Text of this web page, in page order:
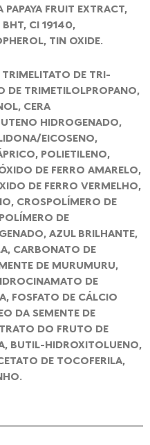
FRUIT EXTRACT,
BHT, CI 19140,
TIN OXIDE.
DE TRI-
DE TRIMETILOLPROPANO,
CERA
HIDROGENADO,
EICOSENO,
POLIETILENO,
DE FERRO AMARELO,
DE FERRO VERMELHO,
CROSPOLÍMERO DE
DE
AZUL BRILHANTE,
CARBONATO DE
DE MURUMURU,
DE
FOSFATO DE CÁLCIO
DA SEMENTE DE
DO FRUTO DE
BUTIL-HIDROXITOLUENO,
DE TOCOFERILA,